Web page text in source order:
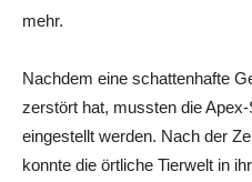
mehr.
Nachdem eine schattenhafte
zerstört hat, mussten die
eingestellt werden. Nach der
konnte die örtliche Tierwelt in